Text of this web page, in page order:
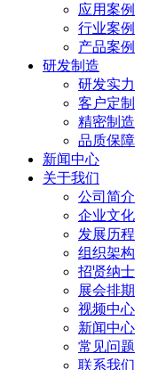
应用案例
行业案例
产品案例
研发制造
研发实力
客户定制
精密制造
品质保障
新闻中心
关于我们
公司简介
企业文化
发展历程
组织架构
招贤纳士
展会排期
视频中心
新闻中心
常见问题
联系我们